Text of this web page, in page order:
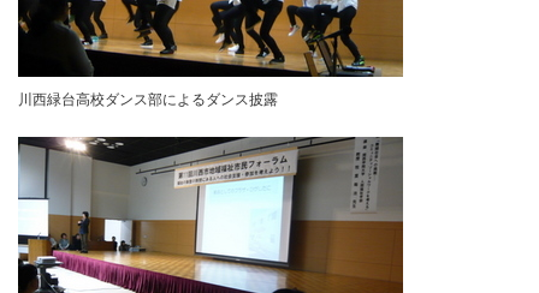
川西緑台高校ダンス部によるダンス披露